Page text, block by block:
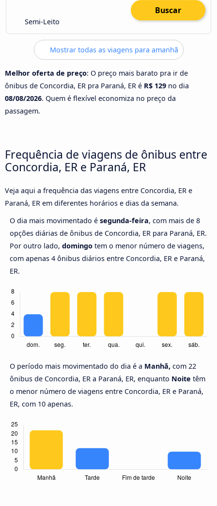
Semi-Leito
Buscar
Mostrar todas as viagens para amanhã
Melhor oferta de preço: O preço mais barato pra ir de
ônibus de Concordia, ER pra Paraná, ER é R$ 129 no dia
08/08/2026. Quem é flexível economiza no preço da
passagem.
Frequência de viagens de ônibus entre
Concordia, ER e Paraná, ER
Veja aqui a frequência das viagens entre Concordia, ER e
Paraná, ER em diferentes horários e dias da semana.
O dia mais movimentado é segunda-feira, com mais de 8
opções diárias de ônibus de Concordia, ER para Paraná, ER.
Por outro lado, domingo tem o menor número de viagens,
com apenas 4 ônibus diários entre Concordia, ER e Paraná,
ER.
O período mais movimentado do dia é a Manhã, com 22
ônibus de Concordia, ER a Paraná, ER, enquanto Noite têm
o menor número de viagens entre Concordia, ER e Paraná,
ER, com 10 apenas.